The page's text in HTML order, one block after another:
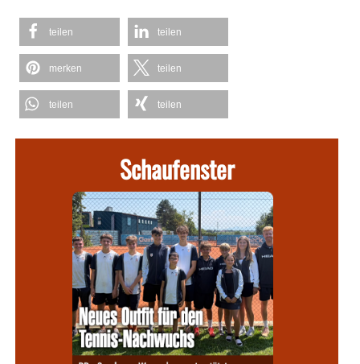
teilen teilen
merken teilen
teilen teilen
Schaufenster